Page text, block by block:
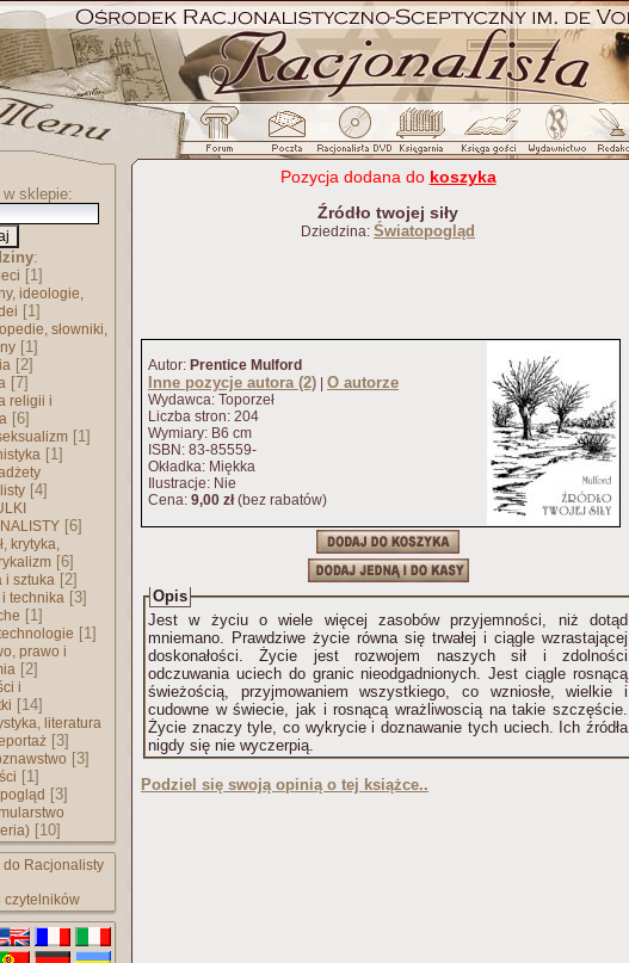
sklepie:
:
[1]
ideologie,
[1]
słowniki,
[1]
[2]
[7]
religii i
[6]
[1]
[1]
[4]
[6]
krytyka,
[6]
i sztuka [2]
i technika [3]
[1]
[1]
prawo i
[2]
i
[14]
literatura
[3]
[3]
[1]
[3]
[10]
do Racjonalisty
czytelników
Pozycja dodana do koszyka
Źródło twojej siły
Dziedzina: Światopogląd
Autor: Prentice Mulford
Inne pozycje autora (2) O autorze
Wydawca: Toporzeł
Liczba stron: 204
Wymiary: B6 cm
ISBN: 83-85559-
Okładka: Miękka
Ilustracje: Nie
Cena: 9,00 zł(bez rabatów)
Opis
Jest w życiu o wiele więcej zasobów przyjemności, niż dotąd
mniemano. Prawdziwe życie równa się trwałej i ciągle wzrastającej
doskonałości. Życie jest rozwojem naszych sił i zdolności
odczuwania uciech do granic nieodgadnionych. Jest ciągle rosnącą
świeżością, przyjmowaniem wszystkiego, co wzniosłe, wielkie i
cudowne w świecie, jak i rosnącą wrażliwoscią na takie szczęście.
Życie znaczy tyle, co wykrycie i doznawanie tych uciech. Ich źródła
nigdy się nie wyczerpią.
Podziel się swoją opinią o tej książce..